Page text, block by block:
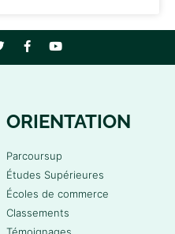
ORIENTATION
Parcoursup
Études Supérieures
Écoles de commerce
Classements